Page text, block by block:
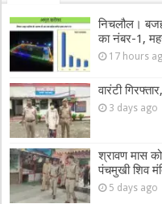
निचलौल।
का नंबर-1,
17 hours
वारंटी
3 days ago
श्रावण मास
पंचमुखी शिव
5 days ago